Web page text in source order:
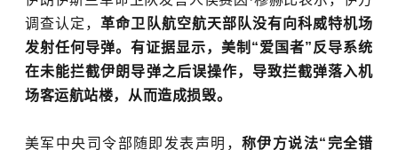
调查认定，革命卫队航空航天部队没有向科威特机场
发射任何导弹。有证据显示，美制“爱国者”反导系统
在未能拦截伊朗导弹之后误操作，导致拦截弹落入机
场客运航站楼，从而造成损毁。
美军中央司令部随即发表声明， 称伊方说法“完全错